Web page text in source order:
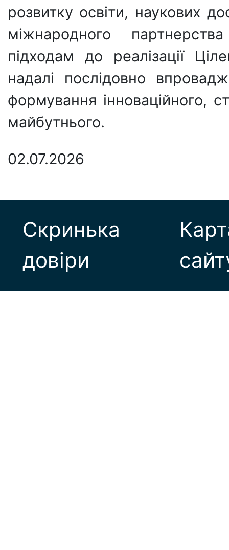
розвитку освіти, наукових
міжнародного
підходам до реалізації
надалі послідовно
формування інноваційного,
майбутнього.
02.07.2026
Скринька
довіри